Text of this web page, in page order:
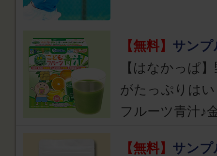
【無料】 サンプ
【はなかっぱ
がたっぷりは
フルーツ青汁♪
【無料】 サンプ